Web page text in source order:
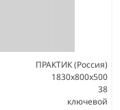
ПРАКТИК (Россия)
1830x800x500
38
ключевой